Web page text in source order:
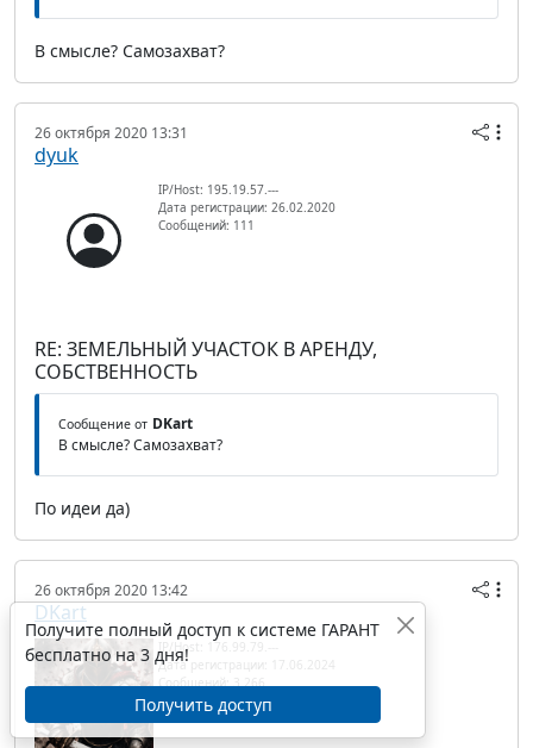
В смысле? Самозахват?
26 октября 2020 13:31
dyuk
IP/Host: 195.19.57.---
Дата регистрации: 26.02.2020
Сообщений: 111
RE: ЗЕМЕЛЬНЫЙ УЧАСТОК В АРЕНДУ,
СОБСТВЕННОСТЬ
Сообщение от DKart
В смысле? Самозахват?
По идеи да)
26 октября 2020 13:42
DKart
IP/Host: 176.99.79.---
Дата регистрации: 17.06.2024
Сообщений: 3 266
Получите полный доступ к системе ГАРАНТ
бесплатно на 3 дня!
Получить доступ